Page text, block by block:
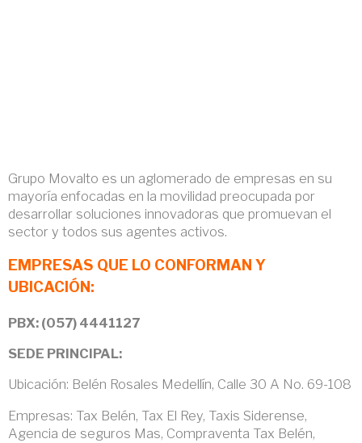
Grupo Movalto es un aglomerado de empresas en su
mayoría enfocadas en la movilidad preocupada por
desarrollar soluciones innovadoras que promuevan el
sector y todos sus agentes activos.
EMPRESAS QUE LO CONFORMAN Y
UBICACIÓN:
PBX: (057) 4441127
SEDE PRINCIPAL:
Ubicación: Belén Rosales Medellín, Calle 30 A No. 69-108
Empresas: Tax Belén, Tax El Rey, Taxis Siderense,
Agencia de seguros Mas, Compraventa Tax Belén,